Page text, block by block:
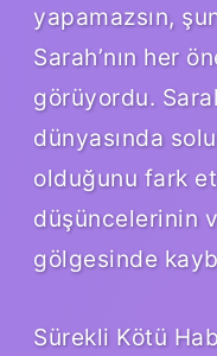
yapamazsın,
Sarah’nın her
görüyordu.
dünyasında
olduğunu fark
düşüncelerinin
gölgesinde
Sürekli Kötü